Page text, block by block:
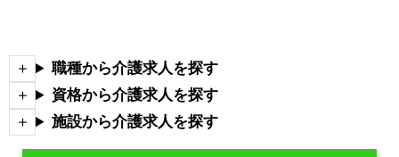
職種から介護求人を探す
資格から介護求人を探す
施設から介護求人を探す